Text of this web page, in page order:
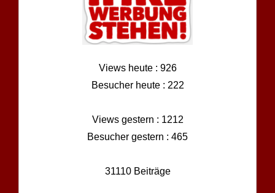
Views heute : 926
Besucher heute : 222
Views gestern : 1212
Besucher gestern : 465
31110 Beiträge